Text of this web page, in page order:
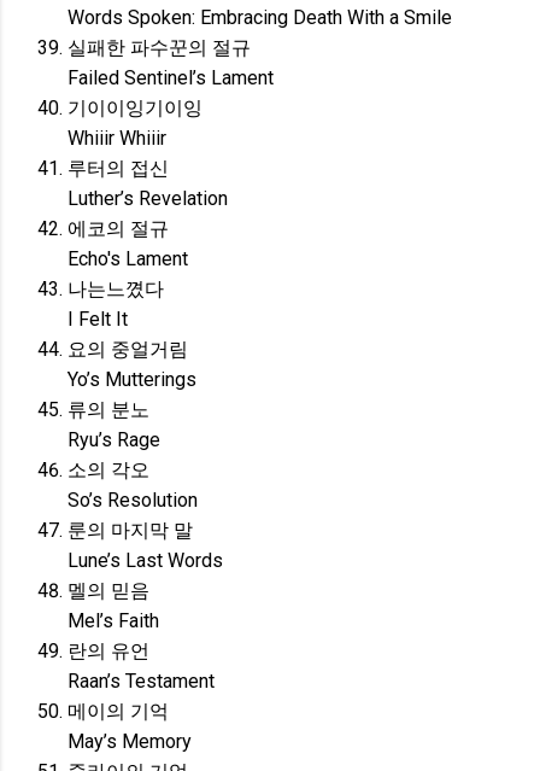
Words Spoken: Embracing Death With a Smile
실패한 파수꾼의 절규
Failed Sentinel’s Lament
기이이잉기이잉
Whiiir Whiiir
루터의 접신
Luther’s Revelation
에코의 절규
Echo's Lament
나는느꼈다
I Felt It
요의 중얼거림
Yo’s Mutterings
류의 분노
Ryu’s Rage
소의 각오
So’s Resolution
룬의 마지막 말
Lune’s Last Words
멜의 믿음
Mel’s Faith
란의 유언
Raan’s Testament
메이의 기억
May’s Memory